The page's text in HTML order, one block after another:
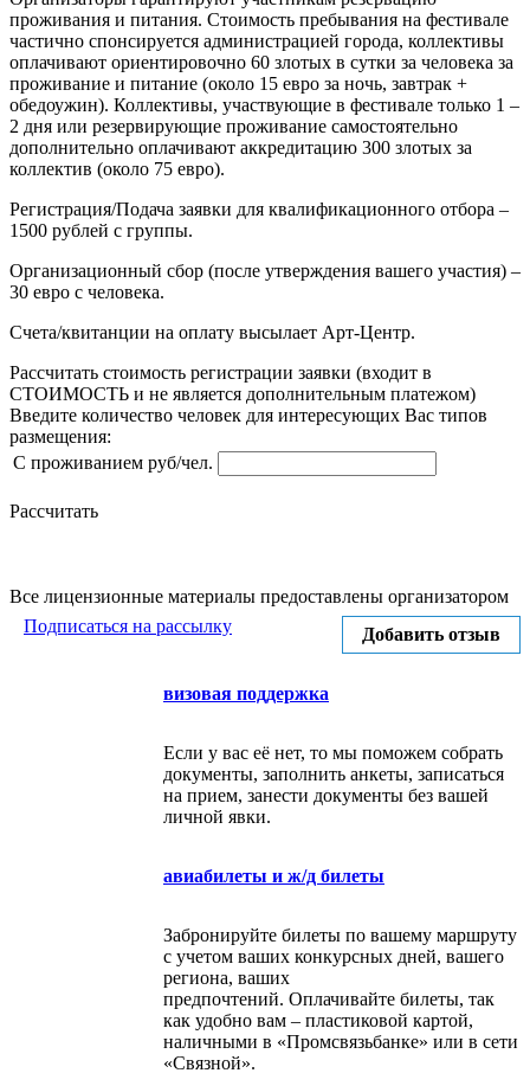
проживания и питания. Стоимость пребывания на фестивале
частично спонсируется администрацией города, коллективы
оплачивают ориентировочно 60 злотых в сутки за человека за
проживание и питание (около 15 евро за ночь, завтрак +
обедоужин). Коллективы, участвующие в фестивале только 1 –
2 дня или резервирующие проживание самостоятельно
дополнительно оплачивают аккредитацию 300 злотых за
коллектив (около 75 евро).
Регистрация/Подача заявки для квалификационного отбора –
1500 рублей с группы.
Организационный сбор (после утверждения вашего участия) –
30 евро с человека.
Счета/квитанции на оплату высылает Арт-Центр.
Рассчитать стоимость регистрации заявки (входит в
СТОИМОСТЬ и не является дополнительным платежом)
Введите количество человек для интересующих Вас типов
размещения:
С проживанием руб/чел.
Рассчитать
Все лицензионные материалы предоставлены организатором
Добавить отзыв
Подписаться на рассылку
визовая поддержка
Если у вас её нет, то мы поможем собрать
документы, заполнить анкеты, записаться
на прием, занести документы без вашей
личной явки.
авиабилеты и ж/д билеты
Забронируйте билеты по вашему маршруту
с учетом ваших конкурсных дней, вашего
региона, ваших
предпочтений. Оплачивайте билеты, так
как удобно вам – пластиковой картой,
наличными в «Промсвязьбанке» или в сети
«Связной».